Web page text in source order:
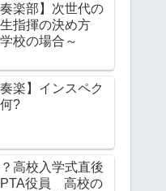
奏楽部】次世代の
指揮の決め方
校の場合～
奏楽】インスペク
?
高校入学式直後
PTA役員 高校の